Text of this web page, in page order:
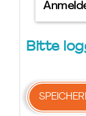
Bitte